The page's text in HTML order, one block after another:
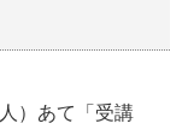
）あて「受講